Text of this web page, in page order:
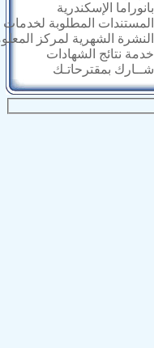
بانوراما الإسكندرية
المستندات المطلوبة لخدمات
النشرة الشهرية لمركز
خدمة نتائج الشهادات
شــارك بمقترحاتـك